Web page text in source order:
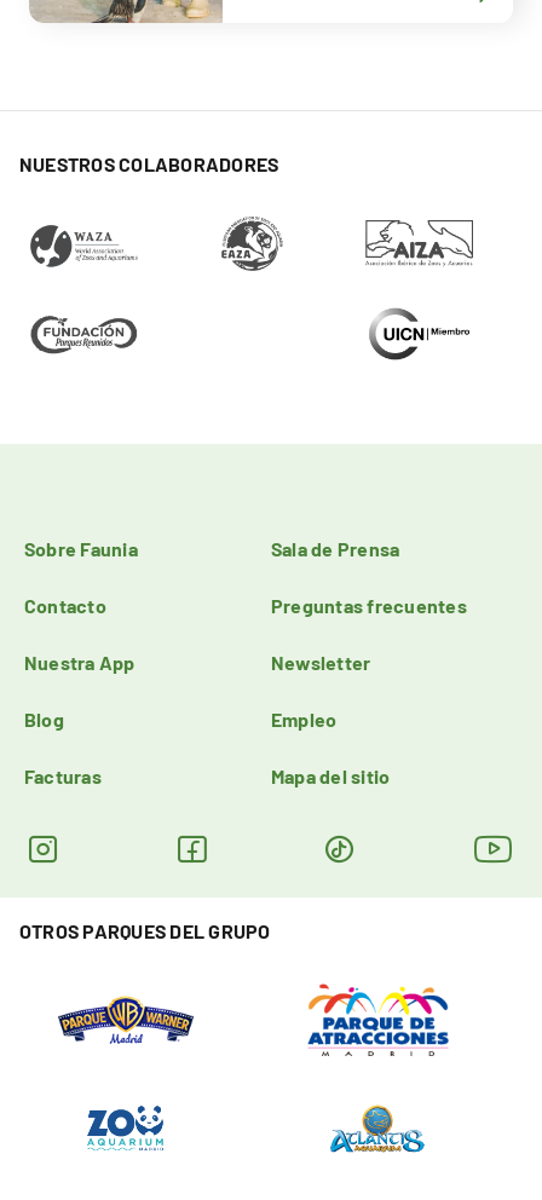
NUESTROS COLABORADORES
Sobre Faunia Sala de Prensa
Contacto Preguntas frecuentes
Nuestra App Newsletter
Blog Empleo
Facturas Mapa del sitio
OTROS PARQUES DEL GRUPO